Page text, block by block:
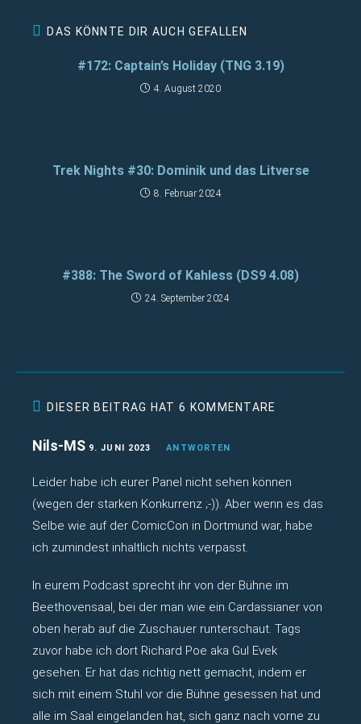
DAS KÖNNTE DIR AUCH GEFALLEN
#172: Captain’s Holiday (TNG 3.19)
4. August 2020
Trek Nights #30: Dominik und das Litverse
8. Februar 2024
#388: The Sword of Kahless (DS9 4.08)
24. September 2024
DIESER BEITRAG HAT 6 KOMMENTARE
Nils-MS 9. JUNI 2023 ANTWORTEN
Leider habe ich eurer Panel nicht sehen können
(wegen der starken Konkurrenz ;-)). Aber wenn es das
Selbe wie auf der ComicCon in Dortmund war, habe
ich zumindest inhaltlich nichts verpasst.
In eurem Podcast sprecht ihr von der Bühne im
Beethovensaal, bei der man wie ein Cardassianer von
oben herab auf die Zuschauer runterschaut. Tags
zuvor habe ich dort Richard Poe aka Gul Evek
gesehen. Er hat das richtig nett gemacht, indem er
sich mit einem Stuhl vor die Bühne gesessen hat und
alle im Saal eingelanden hat, sich ganz nach vorne zu